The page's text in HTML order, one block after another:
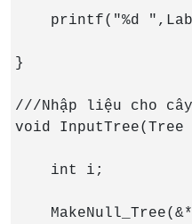
printf("%d
}
///Nhập liệu cho cây
void InputTree(Tree
    int i;